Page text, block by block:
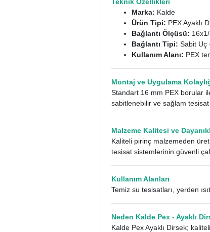
Marka: Kalde
Ürün Tipi: PEX Ayaklı
Bağlantı Ölçüsü:
Bağlantı Tipi: Sabit Uç
Kullanım Alanı: PEX
Montaj ve Uygulama
Standart 16 mm PEX borular
sabitlenebilir ve sağlam tesisat
Malzeme Kalitesi ve
Kaliteli pirinç malzemeden
tesisat sistemlerinin güvenli
Kullanım Alanları
Temiz su tesisatları, yerden
Neden Kalde Pex - Ayaklı
Kalde Pex Ayaklı Dirsek;